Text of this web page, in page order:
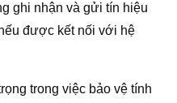
ghi nhận và gửi tín hiệu
được kết nối với hệ
trong việc bảo vệ tính